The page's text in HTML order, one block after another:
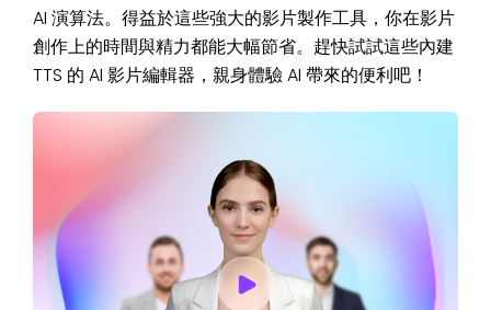
AI 演算法。得益於這些強大的影片製作工具，你在影片
創作上的時間與精力都能大幅節省。趕快試試這些內建
TTS 的 AI 影片編輯器，親身體驗 AI 帶來的便利吧！